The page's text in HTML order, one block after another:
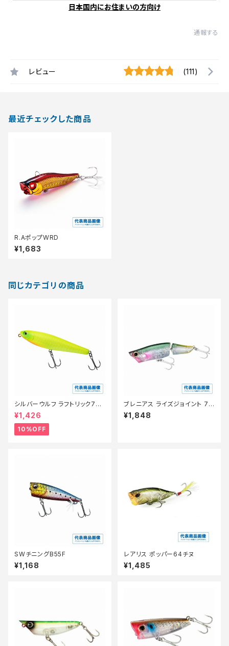
日本国内にお住まいの方向け
通報する
レビュー (111)
最近チェックした商品
R.AポップWRD
¥1,683
同じカテゴリの商品
シルバーウルフ ラフトリック70Ｆ
【スタッフ永徳浜名湖セレクト】
【10】
¥1,426
10%OFF
ブレニアス ライズジョイント 75
F XH-T75Y Tウォーターメロ
ン001
¥1,848
SWチニングB55F
¥1,168
レアリス ポッパー64チヌ
¥1,485